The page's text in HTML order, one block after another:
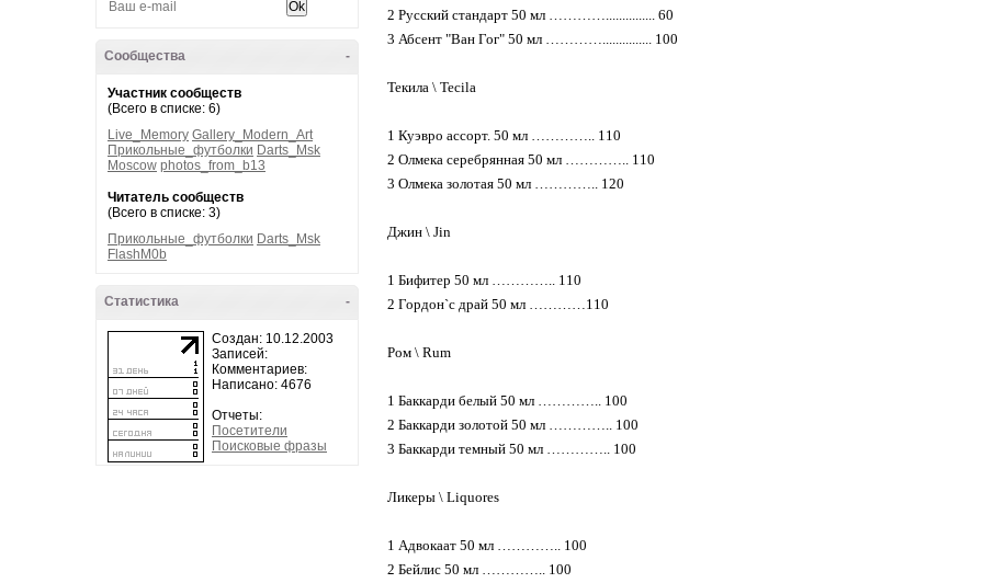
-
Сообщества
Участник сообществ
(Всего в списке: 6)
Live_Memory Gallery_Modern_Art
Прикольные_футболки Darts_Msk
Moscow photos_from_b13
Читатель сообществ
(Всего в списке: 3)
Прикольные_футболки Darts_Msk
FlashM0b
-
Статистика
Создан: 10.12.2003
Записей:
Комментариев:
Написано: 4676
Отчеты:
Посетители
Поисковые фразы
2 Русский стандарт 50 мл …………............... 60
3 Абсент "Ван Гог" 50 мл …………............... 100
Текила \ Tecila
1 Куэвро ассорт. 50 мл ………….. 110
2 Олмека серебрянная 50 мл ………….. 110
3 Олмека золотая 50 мл ………….. 120
Джин \ Jin
1 Бифитер 50 мл ………….. 110
2 Гордон`c драй 50 мл …………110
Ром \ Rum
1 Баккарди белый 50 мл ………….. 100
2 Баккарди золотой 50 мл ………….. 100
3 Баккарди темный 50 мл ………….. 100
Ликеры \ Liquores
1 Адвокаат 50 мл ………….. 100
2 Бейлис 50 мл ………….. 100